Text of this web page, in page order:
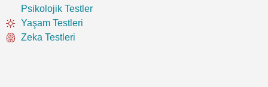
Psikolojik Testler
Yaşam Testleri
Zeka Testleri